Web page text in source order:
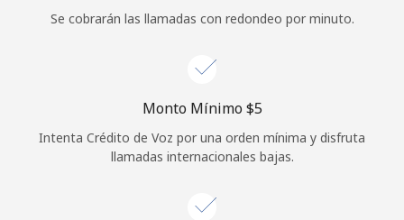
Se cobrarán las llamadas con redondeo por minuto.
Monto Mínimo ⁦$5⁩
Intenta Crédito de Voz por una orden mínima y disfruta
llamadas internacionales bajas.